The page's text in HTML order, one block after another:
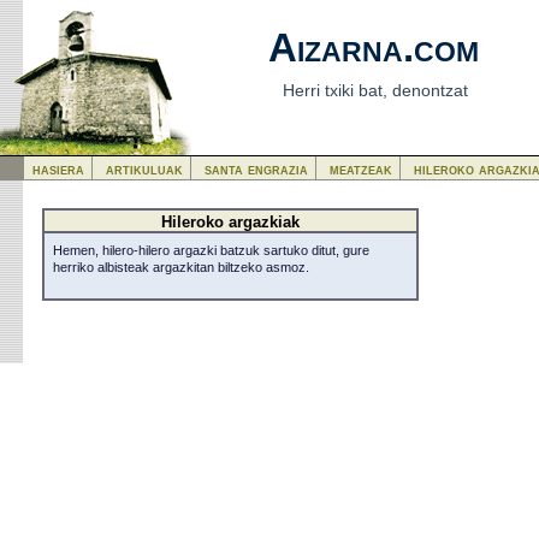
Aizarna.com
Herri txiki bat, denontzat
Hileroko argazkiak
Hemen, hilero-hilero argazki batzuk sartuko ditut, gure
herriko albisteak argazkitan biltzeko asmoz.
hasiera artikuluak santa engrazia meatzeak hileroko